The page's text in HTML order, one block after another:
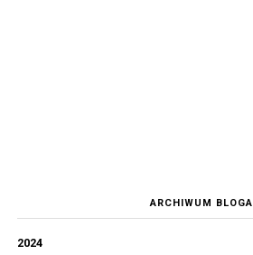
ARCHIWUM BLOGA
2024